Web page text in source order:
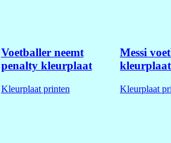
Voetballer neemt
penalty kleurplaat
Kleurplaat printen
Messi
kleurplaat
Kleurplaat